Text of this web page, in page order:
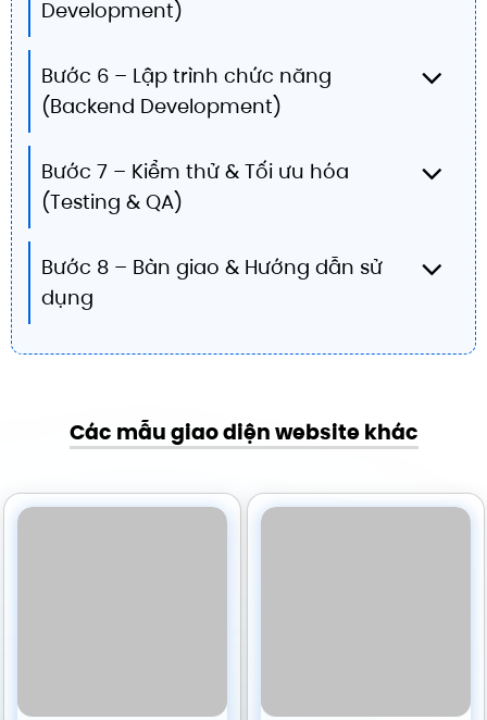
Development)
Bước 6 – Lập trình chức năng
(Backend Development)
Bước 7 – Kiểm thử & Tối ưu hóa
(Testing & QA)
Bước 8 – Bàn giao & Hướng dẫn sử
dụng
Các mẫu giao diện website khác